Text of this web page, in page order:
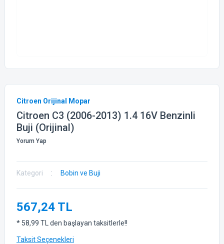
Citroen Orijinal Mopar
Citroen C3 (2006-2013) 1.4 16V Benzinli
Buji (Orijinal)
Yorum Yap
Kategori Bobin ve Buji
567,24 TL
* 58,99 TL den başlayan taksitlerle!!
Taksit Seçenekleri